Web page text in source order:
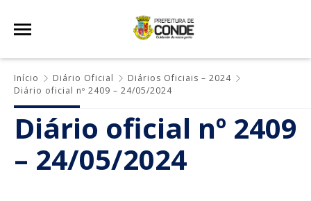
Início Diário Oficial
Diários Oficiais – 2024
Diário oficial nº 2409 – 24/05/2024
Diário oficial nº 2409
– 24/05/2024